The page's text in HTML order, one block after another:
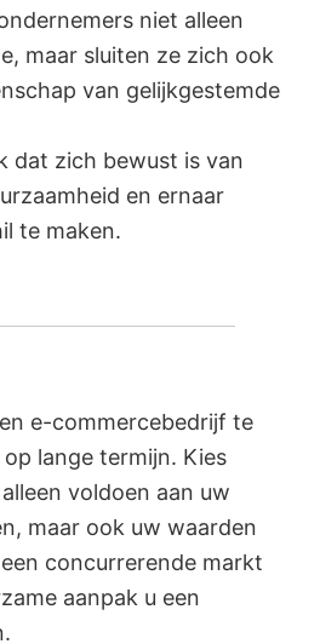
niet alleen
maar sluiten ze zich ook
van gelijkgestemde
dat zich bewust is van
en ernaar
te maken.
e-commercebedrijf te
lange termijn. Kies
voldoen aan uw
maar ook uw waarden
concurrerende markt
aanpak u een